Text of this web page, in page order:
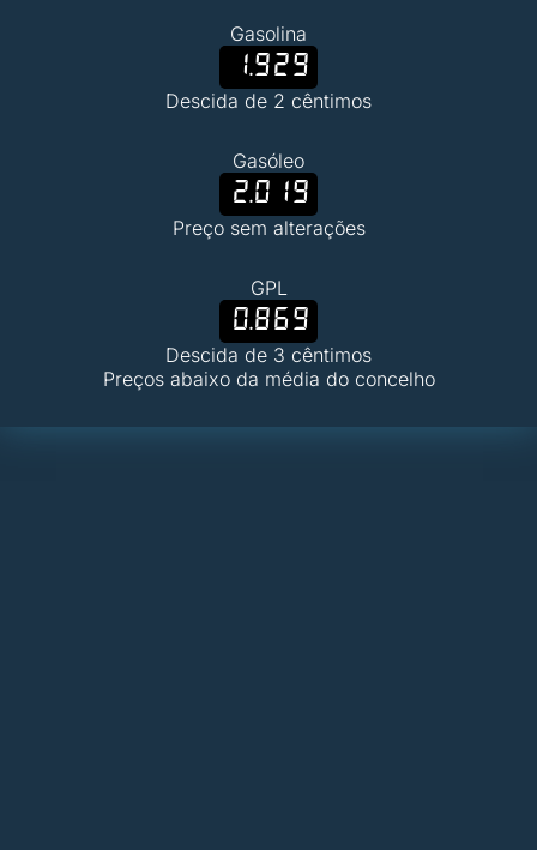
Gasolina
1.929
Descida de 2 cêntimos
Gasóleo
2.019
Preço sem alterações
GPL
0.869
Descida de 3 cêntimos
Preços abaixo da média do concelho